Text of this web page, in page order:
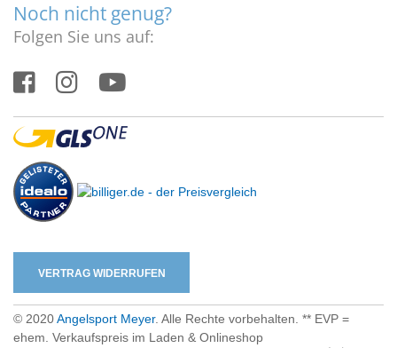
Noch nicht genug?
Folgen Sie uns auf:
VERTRAG WIDERRUFEN
© 2020Angelsport Meyer. Alle Rechte vorbehalten. ** EVP =
ehem. Verkaufspreis im Laden & Onlineshop